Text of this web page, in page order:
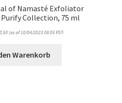
of Namasté Exfoliator
Collection, 75 ml
(as of 10/04/2023 08:05 PST-
Warenkorb